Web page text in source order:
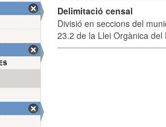
Delimitació censal
Divisió en seccions del
23.2 de la Llei Orgànica